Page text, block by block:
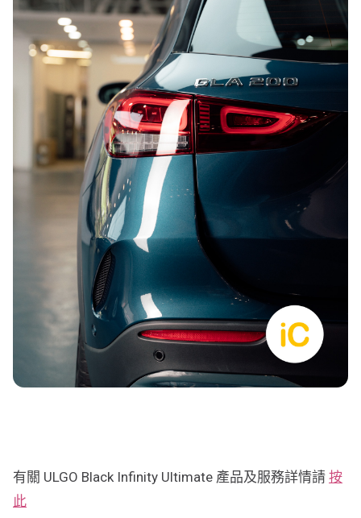
有關 ULGO Black Infinity Ultimate 產品及服務詳情請 按
此